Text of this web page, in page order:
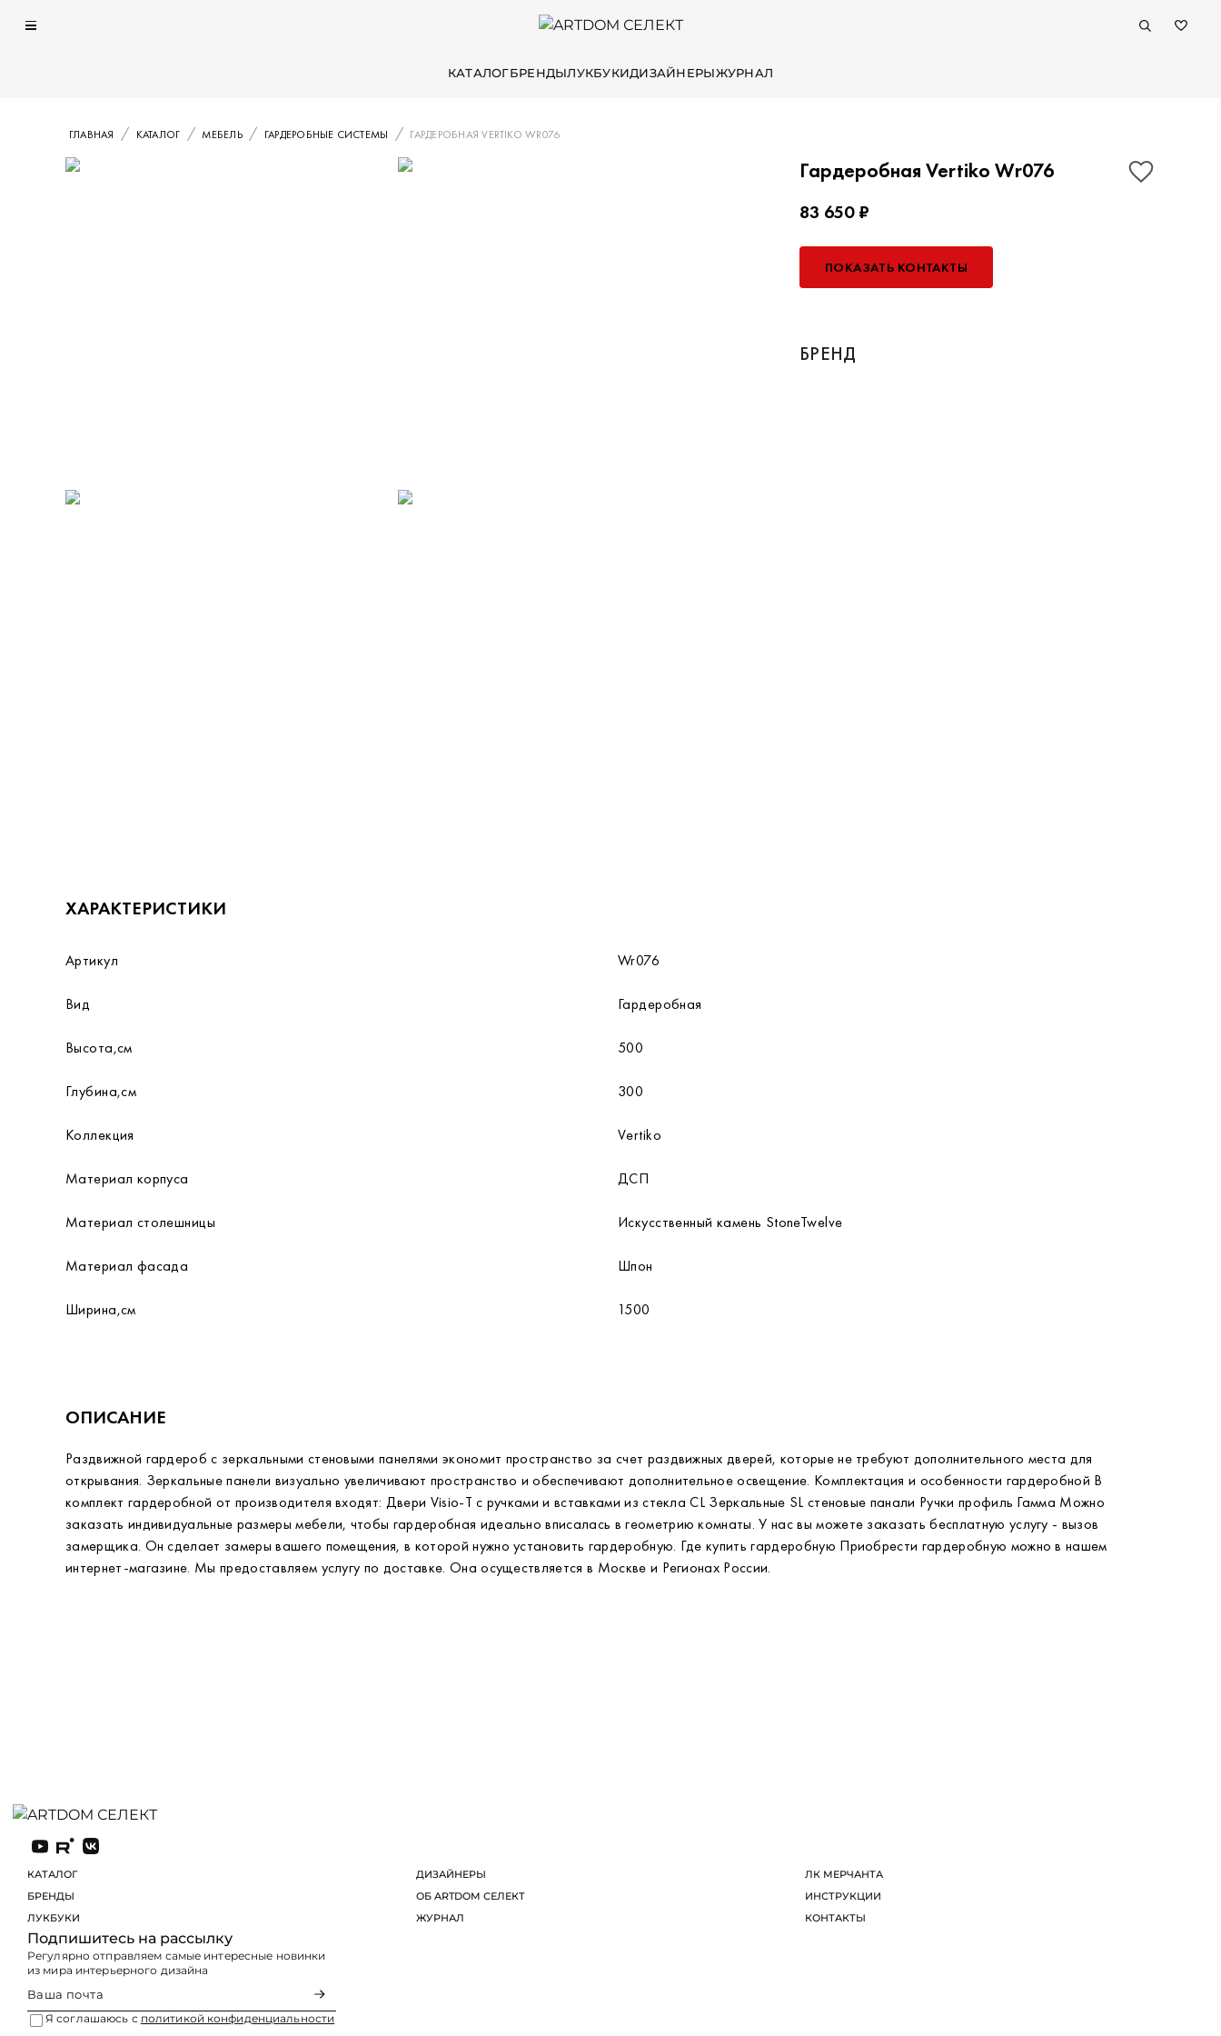
КАТАЛОГБРЕНДЫЛУКБУКИДИЗАЙНЕРЫЖУРНАЛ
ГЛАВНАЯ КАТАЛОГ МЕБЕЛЬ ГАРДЕРОБНЫЕ СИСТЕМЫ ГАРДЕРОБНАЯ VERTIKO WR076
Гардеробная Vertiko Wr076
83 650 ₽
ПОКАЗАТЬ КОНТАКТЫ
БРЕНД
ХАРАКТЕРИСТИКИ
Артикул Wr076
Вид Гардеробная
Высота,см 500
Глубина,см 300
Коллекция Vertiko
Материал корпуса ДСП
Материал столешницы Искусственный камень StoneTwelve
Материал фасада Шпон
Ширина,см 1500
ОПИСАНИЕ
Раздвижной гардероб с зеркальными стеновыми панелями экономит пространство за счет раздвижных дверей, которые не требуют дополнительного места для
открывания. Зеркальные панели визуально увеличивают пространство и обеспечивают дополнительное освещение. Комплектация и особенности гардеробной В
комплект гардеробной от производителя входят: Двери Visio-T с ручками и вставками из стекла CL Зеркальные SL стеновые панали Ручки профиль Гамма Можно
заказать индивидуальные размеры мебели, чтобы гардеробная идеально вписалась в геометрию комнаты. У нас вы можете заказать бесплатную услугу - вызов
замерщика. Он сделает замеры вашего помещения, в которой нужно установить гардеробную. Где купить гардеробную Приобрести гардеробную можно в нашем
интернет-магазине. Мы предоставляем услугу по доставке. Она осуществляется в Москве и Регионах России.
КАТАЛОГ
БРЕНДЫ
ЛУКБУКИ
ДИЗАЙНЕРЫ
ОБ ARTDOM СЕЛЕКТ
ЖУРНАЛ
ЛК МЕРЧАНТА
ИНСТРУКЦИИ
КОНТАКТЫ
Подпишитесь на рассылку
Регулярно отправляем самые интересные новинки
из мира интерьерного дизайна
Я соглашаюсь с политикой конфиденциальности